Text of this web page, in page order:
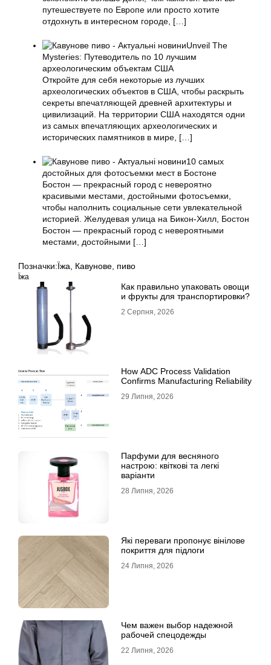
путешествуете по Европе или просто хотите
отдохнуть в интересном городе, […]
Unveil The
Mysteries: Путеводитель по 10 лучшим
археологическим объектам США
Откройте для себя некоторые из лучших
археологических объектов в США, чтобы раскрыть
секреты впечатляющей древней архитектуры и
цивилизаций. На территории США находятся одни
из самых впечатляющих археологических и
исторических памятников в мире, […]
10 самых
достойных для фотосъемки мест в Бостоне
Бостон — прекрасный город с невероятно
красивыми местами, достойными фотосъемки,
чтобы наполнить социальные сети увлекательной
историей. Желудевая улица на Бикон-Хилл, Бостон
Бостон — прекрасный город с невероятными
местами, достойными […]
Позначки:Їжа Кавунове пиво
Їжа
Как правильно упаковать овощи
и фрукты для транспортировки?
2 Серпня, 2026
How ADC Process Validation
Confirms Manufacturing Reliability
29 Липня, 2026
Парфуми для весняного
настрою: квіткові та легкі
варіанти
28 Липня, 2026
Які переваги пропонує вінілове
покриття для підлоги
24 Липня, 2026
Чем важен выбор надежной
рабочей спецодежды
22 Липня, 2026